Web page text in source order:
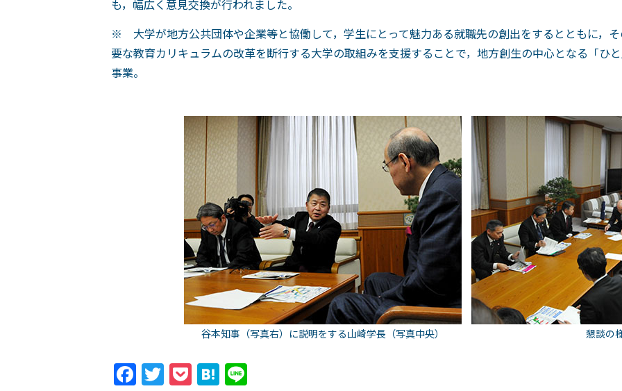
も，幅広く意見交換が行われました。
※ 大学が地方公共団体や企業等と協働して，学生にとって魅力ある就職先の創出をするとともに，
要な教育カリキュラムの改革を断行する大学の取組みを支援することで，地方創生の中心となる「ひ
事業。
谷本知事（写真右）に説明をする山崎学長（写真中央） 懇談の
Facebook
Twitter
PocketHatena